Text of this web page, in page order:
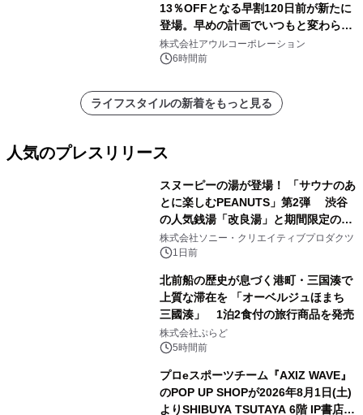
13％OFFとなる早割120日前が新たに
登場。早めの計画でいつもと変わらぬ
大人の冬旅を。ー夕日ヶ浦温泉「佳松
苑 別邸ふうか」ー
株式会社アウルコーポレーション
6時間前
ライフスタイルの新着をもっと見る
人気のプレスリリース
スヌーピーの湯が登場！ 「サウナのあ
とに楽しむPEANUTS」第2弾 渋谷
の人気銭湯「改良湯」と期間限定のコ
ラボレーション サウナイキタイコラ
ボグッズも発売決定！
株式会社ソニー・クリエイティブプロダクツ
1日前
北前船の歴史が息づく港町・三国湊で
上質な滞在を 「オーベルジュほまち
三國湊」 1泊2食付の旅行商品を発売
株式会社ぷらど
5時間前
プロeスポーツチーム『AXIZ WAVE』
のPOP UP SHOPが2026年8月1日(土)
よりSHIBUYA TSUTAYA 6階 IP書店で